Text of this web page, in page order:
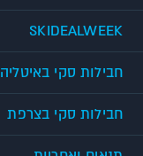
SKIDEALWEEK
חבילות סקי באיטליה
חבילות סקי בצרפת